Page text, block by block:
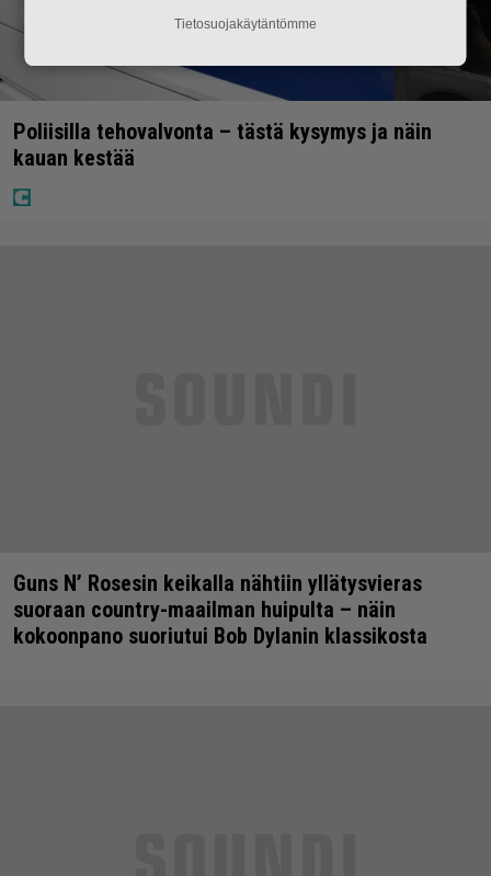
Poliisilla tehovalvonta – tästä kysymys ja näin
kauan kestää
Guns N’ Rosesin keikalla nähtiin yllätysvieras
suoraan country-maailman huipulta – näin
kokoonpano suoriutui Bob Dylanin klassikosta
Tietosuojakäytäntömme